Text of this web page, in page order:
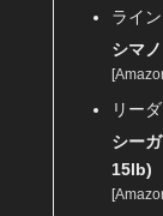
ライン
シマ
[
リー
シー
15lb)
[